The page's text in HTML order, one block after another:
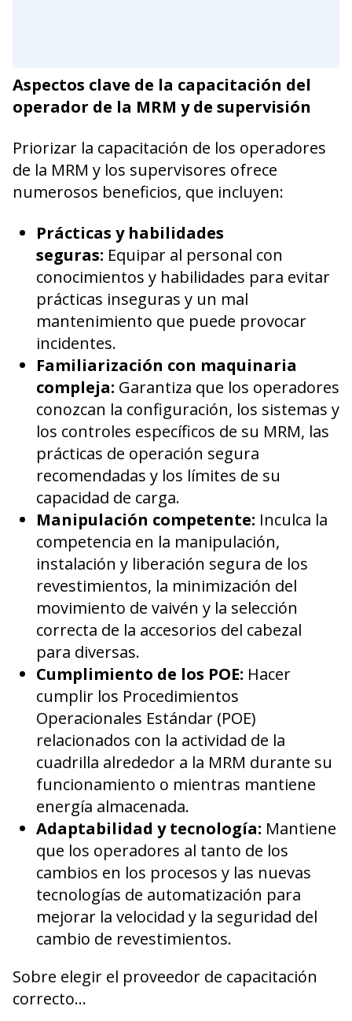
Aspectos clave de la capacitación del
operador de la MRM y de supervisión
Priorizar la capacitación de los operadores
de la MRM y los supervisores ofrece
numerosos beneficios, que incluyen:
Prácticas y habilidades
seguras: Equipar al personal con
conocimientos y habilidades para evitar
prácticas inseguras y un mal
mantenimiento que puede provocar
incidentes.
Familiarización con maquinaria
compleja: Garantiza que los operadores
conozcan la configuración, los sistemas y
los controles específicos de su MRM, las
prácticas de operación segura
recomendadas y los límites de su
capacidad de carga.
Manipulación competente: Inculca la
competencia en la manipulación,
instalación y liberación segura de los
revestimientos, la minimización del
movimiento de vaivén y la selección
correcta de la accesorios del cabezal
para diversas.
Cumplimiento de los POE: Hacer
cumplir los Procedimientos
Operacionales Estándar (POE)
relacionados con la actividad de la
cuadrilla alrededor a la MRM durante su
funcionamiento o mientras mantiene
energía almacenada.
Adaptabilidad y tecnología: Mantiene
que los operadores al tanto de los
cambios en los procesos y las nuevas
tecnologías de automatización para
mejorar la velocidad y la seguridad del
cambio de revestimientos.
Sobre elegir el proveedor de capacitación
correcto...